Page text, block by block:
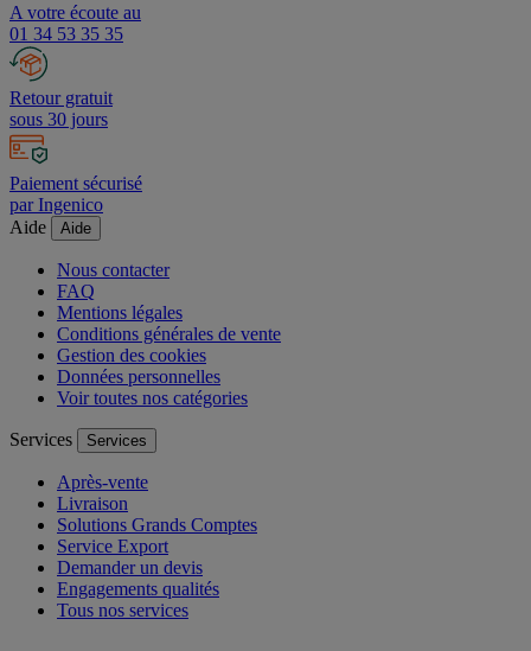
A votre écoute au
01 34 53 35 35
Retour gratuit
sous 30 jours
Paiement sécurisé
par Ingenico
Aide
Aide
Nous contacter
FAQ
Mentions légales
Conditions générales de vente
Gestion des cookies
Données personnelles
Voir toutes nos catégories
Services Services
Après-vente
Livraison
Solutions Grands Comptes
Service Export
Demander un devis
Engagements qualités
Tous nos services